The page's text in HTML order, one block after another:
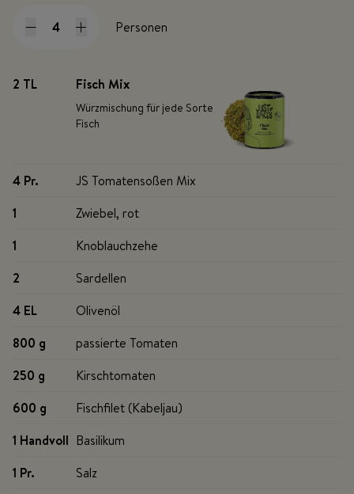
Personen
2 TL Fisch Mix
Würzmischung für jede Sorte
Fisch
4 Pr.
JS Tomatensoßen Mix
1
Zwiebel, rot
1
Knoblauchzehe
2
Sardellen
4 EL
Olivenöl
800 g
passierte Tomaten
250 g
Kirschtomaten
600 g
Fischfilet (Kabeljau)
1 Handvoll Basilikum
1 Pr. Salz